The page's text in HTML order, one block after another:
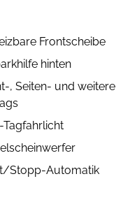
Frontscheibe
hinten
, Seiten- und weitere
Tagfahrlicht
Stopp-Automatik